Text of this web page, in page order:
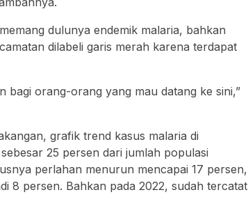
dulunya endemik malaria, bahkan
dilabeli garis merah karena terdapat
bagi orang-orang yang mau datang ke sini,”
grafik trend kasus malaria di
25 persen dari jumlah populasi
perlahan menurun mencapai 17 persen,
8 persen. Bahkan pada 2022, sudah tercatat